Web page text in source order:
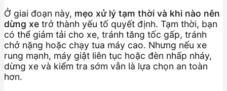
Ở giai đoạn này, mẹo xử lý tạm thời và khi nào nên
dừng xe trở thành yếu tố quyết định. Tạm thời, bạn
có thể giảm tải cho xe, tránh tăng tốc gấp, tránh
chở nặng hoặc chạy tua máy cao. Nhưng nếu xe
rung mạnh, máy giật liên tục hoặc đèn nhấp nháy,
dừng xe và kiểm tra sớm vẫn là lựa chọn an toàn
hơn.